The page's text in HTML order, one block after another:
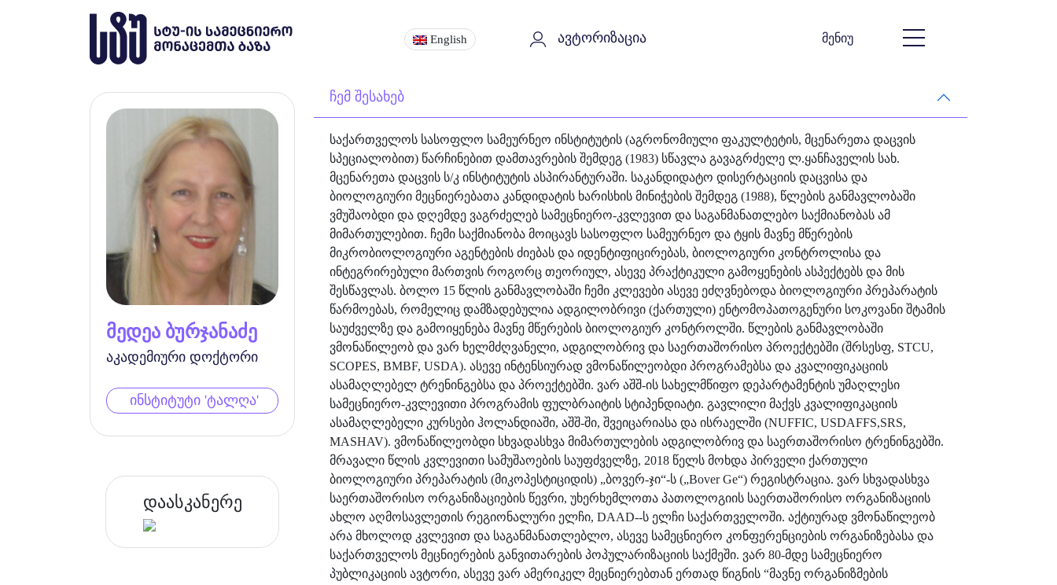
English ავტორიზაცია მენიუ
მედეა ბურჯანაძე
აკადემიური დოქტორი
ინსტიტუტი 'ტალღა'
დაასკანერე
ჩემ შესახებ
საქართველოს სასოფლო სამეურნეო ინსტიტუტის (აგრონომიული ფაკულტეტის, მცენარეთა დაცვის
სპეციალობით) წარჩინებით დამთავრების შემდეგ (1983) სწავლა გავაგრძელე ლ.ყანჩაველის სახ.
მცენარეთა დაცვის ს/კ ინსტიტუტის ასპირანტურაში. საკანდიდატო დისერტაციის დაცვისა და
ბიოლოგიური მეცნიერებათა კანდიდატის ხარისხის მინიჭების შემდეგ (1988), წლების განმავლობაში
ვმუშაობდი და დღემდე ვაგრძელებ სამეცნიერო-კვლევით და საგანმანათლებო საქმიანობას ამ
მიმართულებით. ჩემი საქმიანობა მოიცავს სასოფლო სამეურნეო და ტყის მავნე მწერების
მიკრობიოლოგიური აგენტების ძიებას და იდენტიფიცირებას, ბიოლოგიური კონტროლისა და
ინტეგრირებული მართვის როგორც თეორიულ, ასევე პრაქტიკული გამოყენების ასპექტებს და მის
შესწავლას. ბოლო 15 წლის განმავლობაში ჩემი კლევები ასევე ეძღვნებოდა ბიოლოგიური პრეპარატის
წარმოებას, რომელიც დამზადებულია ადგილობრივი (ქართული) ენტომოპათოგენური სოკოვანი შტამის
საუძველზე და გამოიყენება მავნე მწერების ბიოლოგიურ კონტროლში. წლების განმავლობაში
ვმონაწილეობ და ვარ ხელმძღვანელი, ადგილობრივ და საერთაშორისო პროექტებში (შრსესფ, STCU,
SCOPES, BMBF, USDA). ასევე ინტენსიურად ვმონაწილეობდი პროგრამებსა და კვალიფიკაციის
ასამაღლებელ ტრენინგებსა და პროექტებში. ვარ აშშ-ის სახელმწიფო დეპარტამენტის უმაღლესი
სამეცნიერო-კვლევითი პროგრამის ფულბრაიტის სტიპენდიატი. გავლილი მაქვს კვალიფიკაციის
ასამაღლებელი კურსები ჰოლანდიაში, აშშ-ში, შვეიცარიასა და ისრაელში (NUFFIC, USDAFFS,SRS,
MASHAV). ვმონაწილეობდი სხვადასხვა მიმართულების ადგილობრივ და საერთაშორისო ტრენინგებში.
მრავალი წლის კვლევითი სამუშაოების საუფძველზე, 2018 წელს მოხდა პირველი ქართული
ბიოლოგიური პრეპარატის (მიკოპესტიციდის) „ბოვერ-ჯი“-ს („Bover Ge“) რეგისტრაცია. ვარ სხვადასხვა
საერთაშორისო ორგანიზაციების წევრი, უხერხემლოთა პათოლოგიის საერთაშორისო ორგანიზაციის
ახლო აღმოსავლეთის რეგიონალური ელჩი, DAAD--ს ელჩი საქართველოში. აქტიურად ვმონაწილეობ
არა მხოლოდ კვლევით და საგანმანათლებლო, ასევე სამეცნიერო კონფერენციების ორგანიზებასა და
საქართველოს მეცნიერების განვითარების პოპულარიზაციის საქმეში. ვარ 80-მდე სამეცნიერო
პუბლიკაციის ავტორი, ასევე ვარ ამერიკელ მეცნიერებთან ერთად წიგნის “მავნე ორგანიზმების